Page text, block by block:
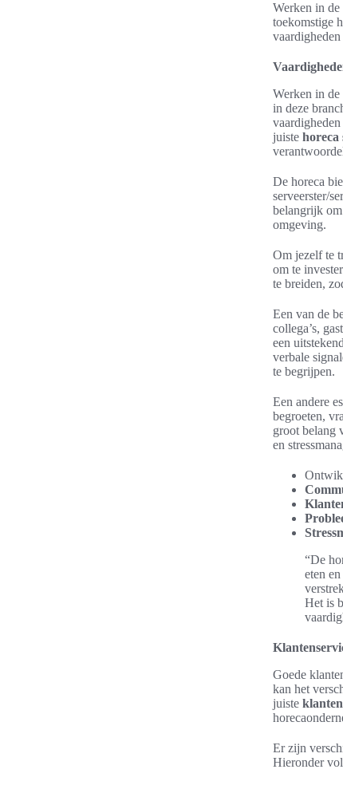
Werken in de
toekomstige
Werken in de
in deze
juiste horeca
De horeca
serveerster/
belangrijk
omgeving.
Om jezelf te
om te
te breiden,
Een van de
collega’s,
een
verbale
te begrijpen.
Een andere
begroeten,
groot belang
en
“De
eten
Het is
Goede
kan het
juiste
Er zijn
Hieronder